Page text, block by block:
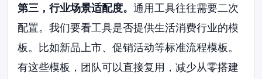
第三，行业场景适配度。通用工具往往需要二次
配置。我们要看工具是否提供生活消费行业的模
板。比如新品上市、促销活动等标准流程模板。
有这些模板，团队可以直接复用，减少从零搭建